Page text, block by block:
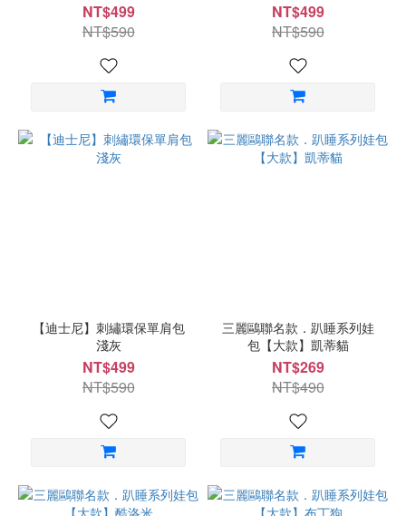
NT$499
NT$590
NT$499
NT$590
【迪士尼】刺繡環保單肩包
淺灰
NT$499
NT$590
三麗鷗聯名款．趴睡系列娃
包【大款】凱蒂貓
NT$269
NT$490